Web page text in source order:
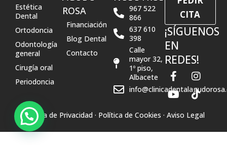
Estética
Dental
Ortodoncia
Odontología
general
Cirugía oral
Periodoncia
ROSA
Financiación
Blog Dental
Contacto
967 522
866
637 610
398
Calle
mayor 32,
1º piso,
Albacete
CITA
¡SÍGUENOS
EN
REDES!
F
a
c
e
b
o
I
n
s
t
a
g
r
Y
o
u
t
u
e
T
i
k
t
o
k
Política de Privacidad · Política de Cookies · Aviso Legal